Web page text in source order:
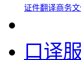
证件翻译商务
口译